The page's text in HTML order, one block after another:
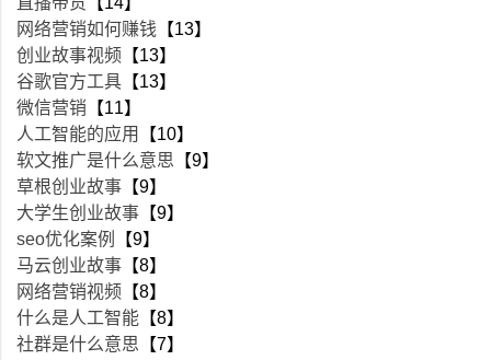
网络营销如何赚钱 【13】
创业故事视频 【13】
谷歌官方工具 【13】
微信营销 【11】
人工智能的应用
【10】
软文推广是什么意思 【9】
草根创业故事 【9】
大学生创业故事 【9】
seo优化案例
【9】
马云创业故事 【8】
网络营销视频 【8】
什么是人工智能 【8】
社群是什么意思 【7】